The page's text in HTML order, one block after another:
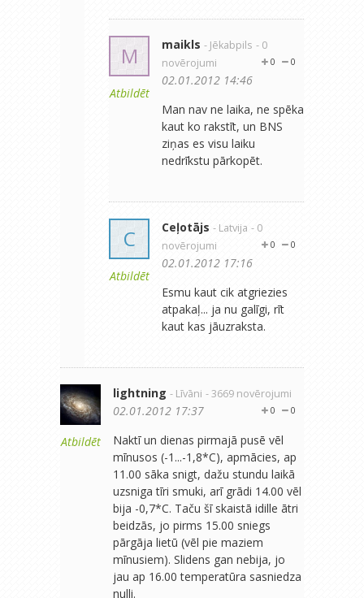
M
Atbildēt
maikls - Jēkabpils - 0
novērojumi
0
0
02.01.2012 14:46
Man nav ne laika, ne spēka
kaut ko rakstīt, un BNS
ziņas es visu laiku
nedrīkstu pārkopēt.
C
Atbildēt
Ceļotājs - Latvija - 0
novērojumi
0
0
02.01.2012 17:16
Esmu kaut cik atgriezies
atpakaļ... ja nu galīgi, rīt
kaut kas jāuzraksta.
Atbildēt
lightning - Līvāni - 3669 novērojumi
0
0
02.01.2012 17:37
Naktī un dienas pirmajā pusē vēl
mīnusos (-1...-1,8*C), apmācies, ap
11.00 sāka snigt, dažu stundu laikā
uzsniga tīri smuki, arī grādi 14.00 vēl
bija -0,7*C. Taču šī skaistā idille ātri
beidzās, jo pirms 15.00 sniegs
pārgāja lietū (vēl pie maziem
mīnusiem). Slidens gan nebija, jo
jau ap 16.00 temperatūra sasniedza
nulli.